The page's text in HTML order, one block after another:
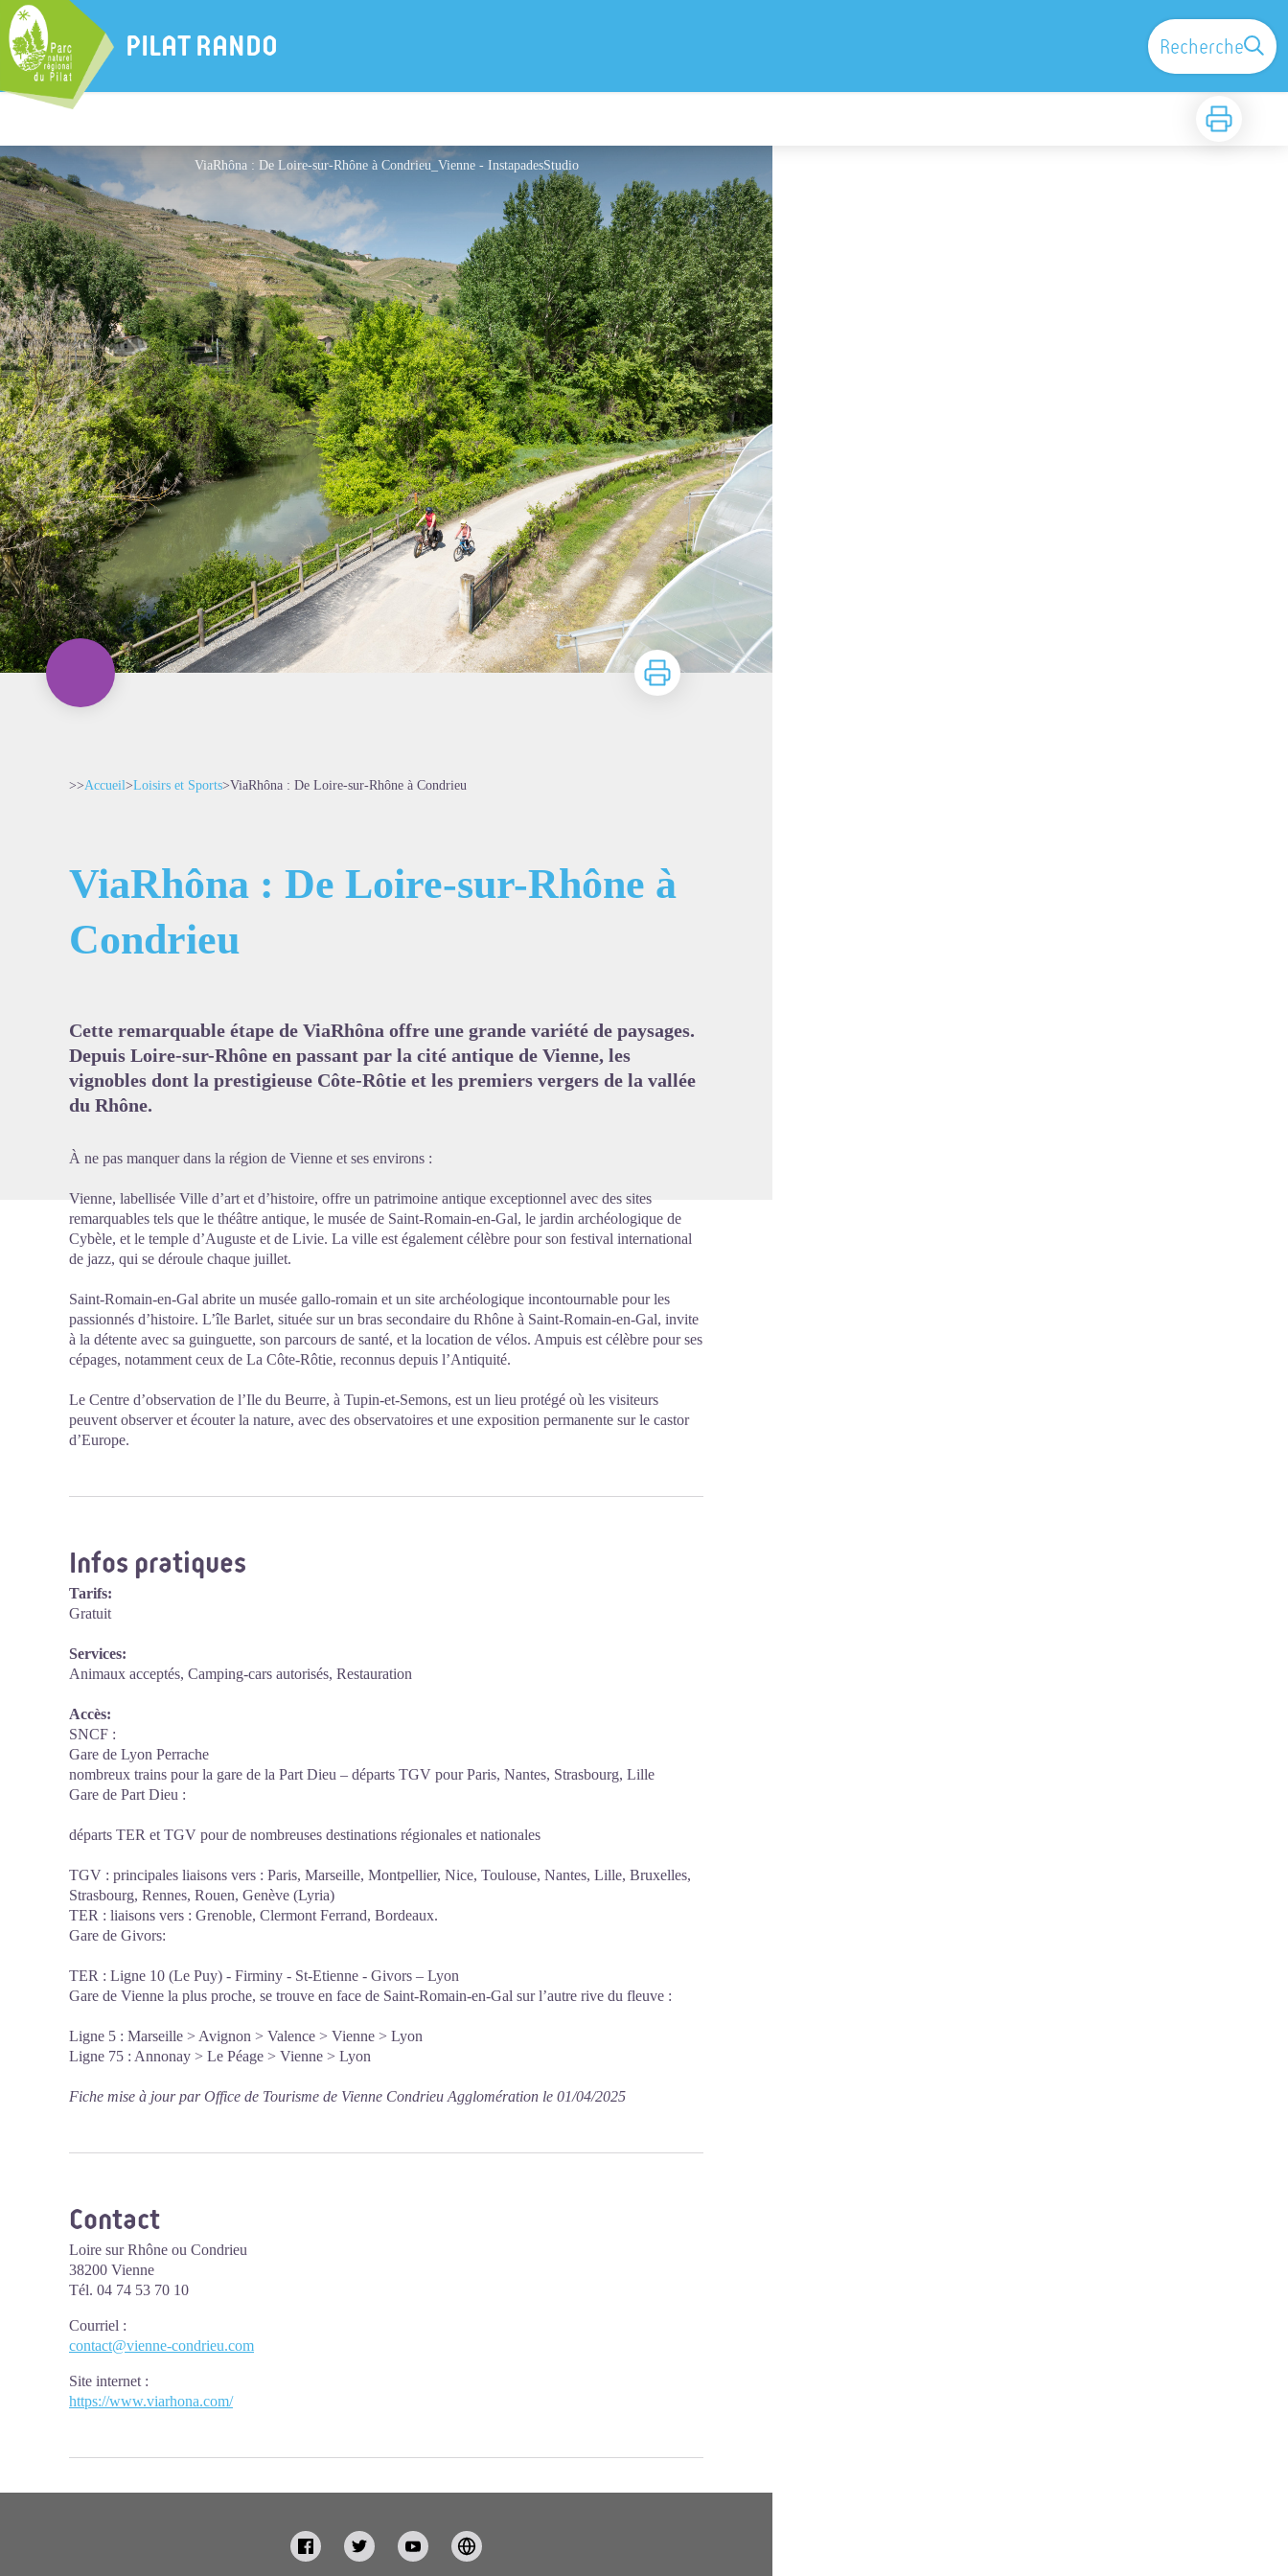
PILAT RANDO Recherche
Imprimer
ViaRhôna : De Loire-sur-Rhône à Condrieu_Vienne - InstapadesStudio
Imprimer
>>Accueil>Loisirs et Sports>ViaRhôna : De Loire-sur-Rhône à Condrieu
ViaRhôna : De Loire-sur-Rhône à
Condrieu
Cette remarquable étape de ViaRhôna offre une grande variété de paysages.
Depuis Loire-sur-Rhône en passant par la cité antique de Vienne, les
vignobles dont la prestigieuse Côte-Rôtie et les premiers vergers de la vallée
du Rhône.
À ne pas manquer dans la région de Vienne et ses environs :
Vienne, labellisée Ville d’art et d’histoire, offre un patrimoine antique exceptionnel avec des sites
remarquables tels que le théâtre antique, le musée de Saint-Romain-en-Gal, le jardin archéologique de
Cybèle, et le temple d’Auguste et de Livie. La ville est également célèbre pour son festival international
de jazz, qui se déroule chaque juillet.
Saint-Romain-en-Gal abrite un musée gallo-romain et un site archéologique incontournable pour les
passionnés d’histoire. L’île Barlet, située sur un bras secondaire du Rhône à Saint-Romain-en-Gal, invite
à la détente avec sa guinguette, son parcours de santé, et la location de vélos. Ampuis est célèbre pour ses
cépages, notamment ceux de La Côte-Rôtie, reconnus depuis l’Antiquité.
Le Centre d’observation de l’Ile du Beurre, à Tupin-et-Semons, est un lieu protégé où les visiteurs
peuvent observer et écouter la nature, avec des observatoires et une exposition permanente sur le castor
d’Europe.
Infos pratiques
Tarifs:
Gratuit
Services:
Animaux acceptés, Camping-cars autorisés, Restauration
Accès:
SNCF :
Gare de Lyon Perrache
nombreux trains pour la gare de la Part Dieu – départs TGV pour Paris, Nantes, Strasbourg, Lille
Gare de Part Dieu :
départs TER et TGV pour de nombreuses destinations régionales et nationales
TGV : principales liaisons vers : Paris, Marseille, Montpellier, Nice, Toulouse, Nantes, Lille, Bruxelles,
Strasbourg, Rennes, Rouen, Genève (Lyria)
TER : liaisons vers : Grenoble, Clermont Ferrand, Bordeaux.
Gare de Givors:
TER : Ligne 10 (Le Puy) - Firminy - St-Etienne - Givors – Lyon
Gare de Vienne la plus proche, se trouve en face de Saint-Romain-en-Gal sur l’autre rive du fleuve :
Ligne 5 : Marseille > Avignon > Valence > Vienne > Lyon
Ligne 75 : Annonay > Le Péage > Vienne > Lyon
Fiche mise à jour par Office de Tourisme de Vienne Condrieu Agglomération le 01/04/2025
Contact
Loire sur Rhône ou Condrieu
38200 Vienne
Tél. 04 74 53 70 10
Courriel :
contact@vienne-condrieu.com
Site internet :
https://www.viarhona.com/